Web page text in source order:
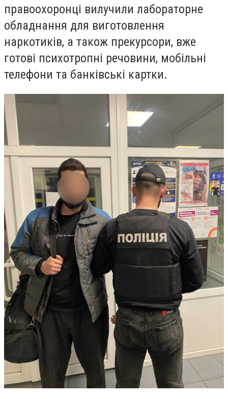
правоохоронці вилучили лабораторне
обладнання для виготовлення
наркотиків, а також прекурсори, вже
готові психотропні речовини, мобільні
телефони та банківські картки.